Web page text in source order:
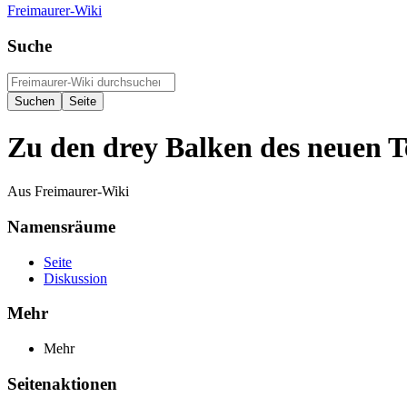
Freimaurer-Wiki
Suche
Zu den drey Balken des neuen
Aus Freimaurer-Wiki
Namensräume
Seite
Diskussion
Mehr
Mehr
Seitenaktionen